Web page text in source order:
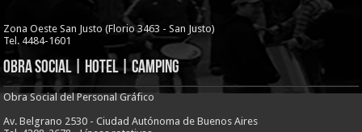
Zona Oeste San Justo (Florio 3463 - San Justo)
Tel. 4484-1601
Obra Social | Hotel | Camping
Obra Social del Personal Gráfico
Av. Belgrano 2530 - Ciudad Autónoma de Buenos Aires